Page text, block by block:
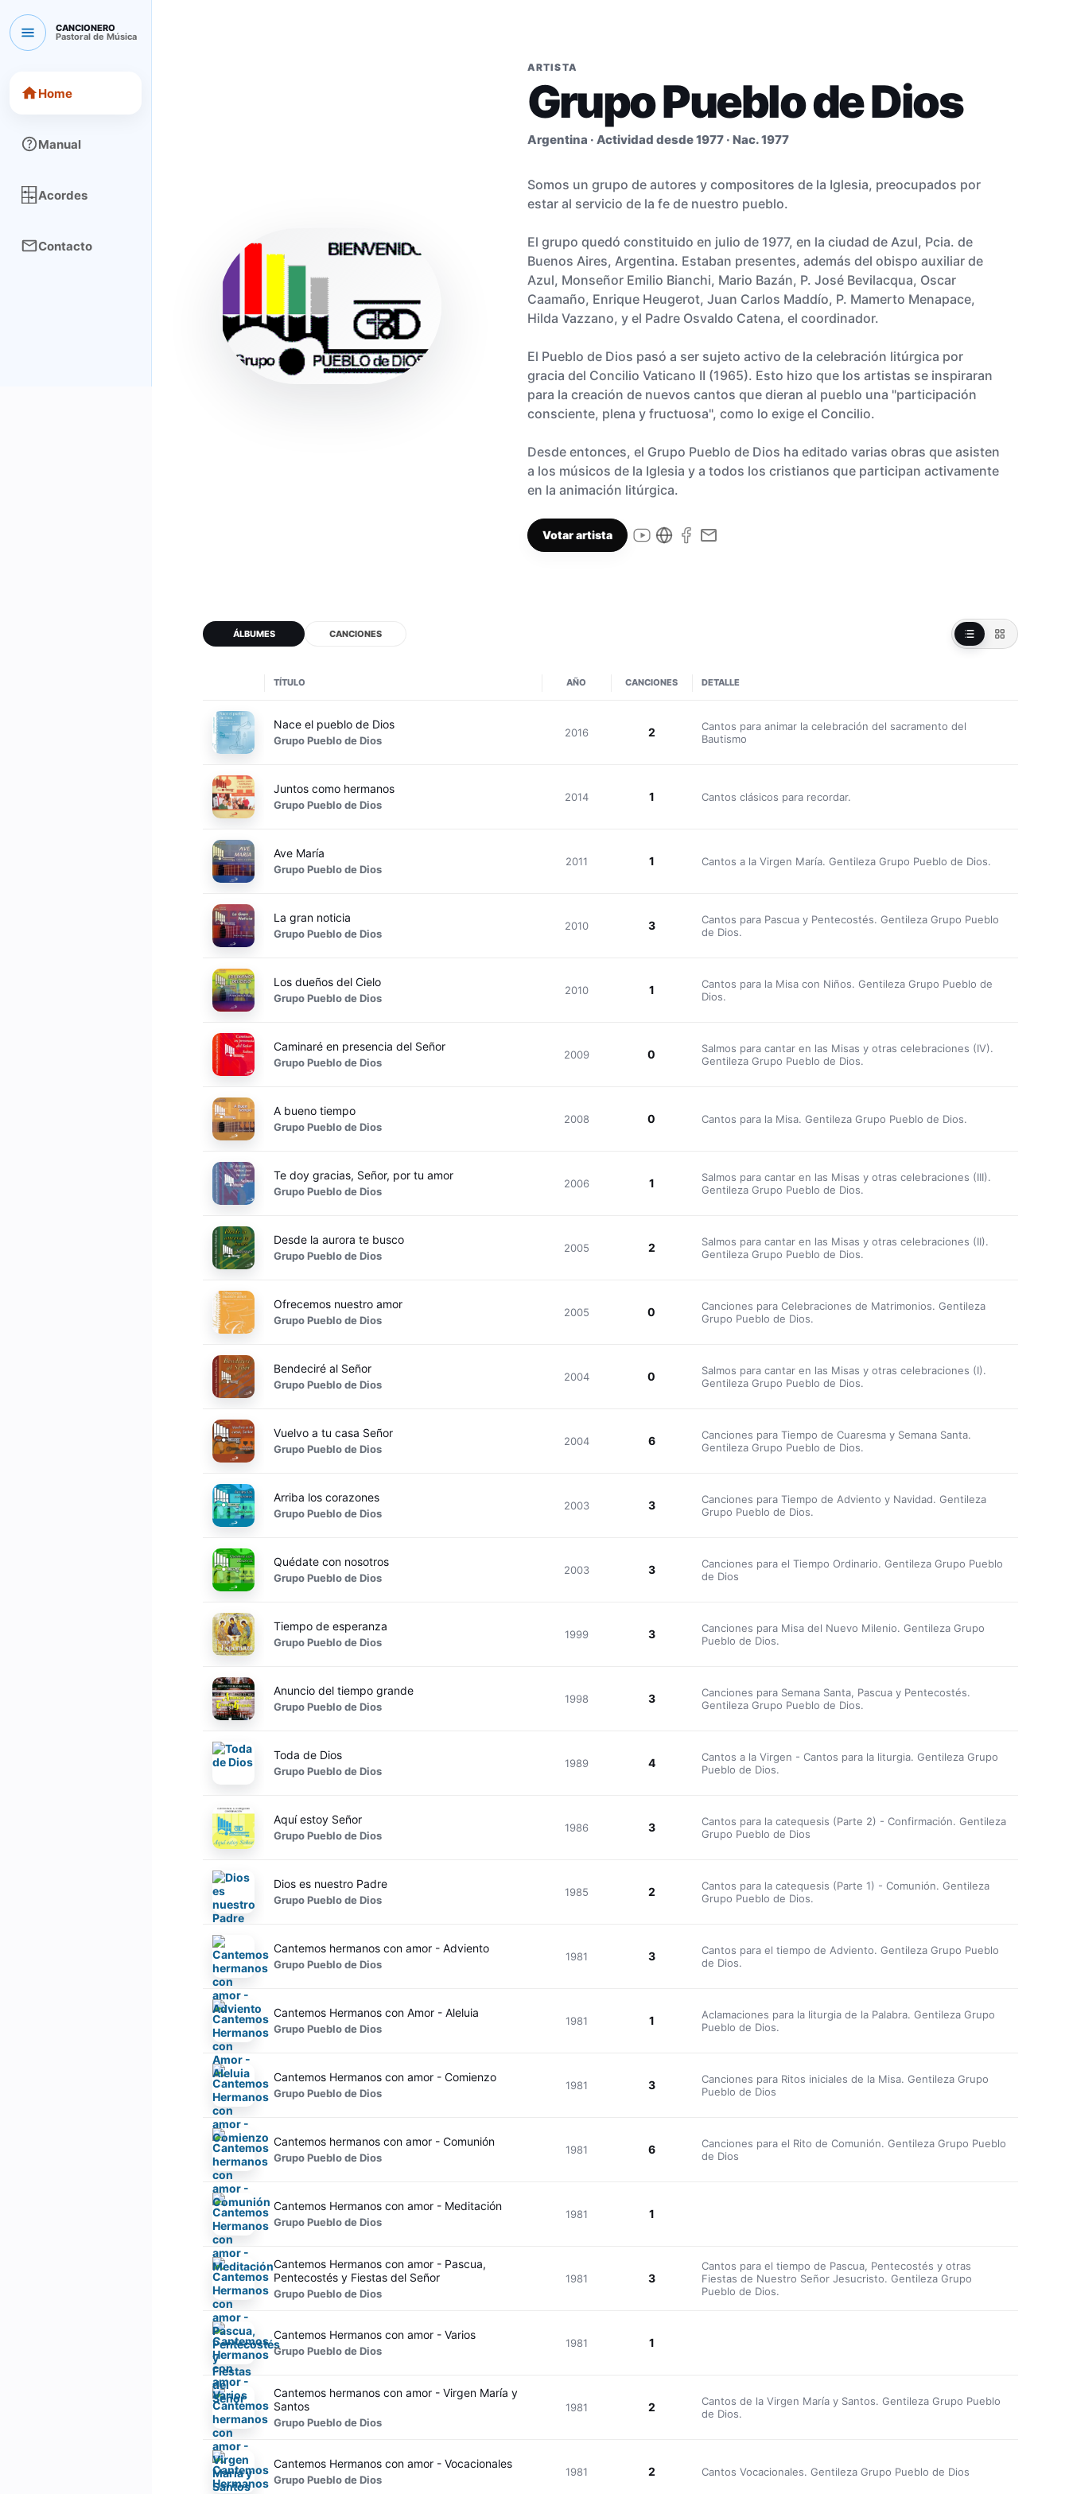
CANCIONERO
Pastoral de Música
CANCIONERO Pastoral de Música
Home
Manual
Acordes
Contacto
ARTISTA
Grupo Pueblo de Dios
Argentina · Actividad desde 1977 · Nac. 1977
Somos un grupo de autores y compositores de la Iglesia, preocupados por
estar al servicio de la fe de nuestro pueblo.
El grupo quedó constituido en julio de 1977, en la ciudad de Azul, Pcia. de
Buenos Aires, Argentina. Estaban presentes, además del obispo auxiliar de
Azul, Monseñor Emilio Bianchi, Mario Bazán, P. José Bevilacqua, Oscar
Caamaño, Enrique Heugerot, Juan Carlos Maddío, P. Mamerto Menapace,
Hilda Vazzano, y el Padre Osvaldo Catena, el coordinador.
El Pueblo de Dios pasó a ser sujeto activo de la celebración litúrgica por
gracia del Concilio Vaticano II (1965). Esto hizo que los artistas se inspiraran
para la creación de nuevos cantos que dieran al pueblo una "participación
consciente, plena y fructuosa", como lo exige el Concilio.
Desde entonces, el Grupo Pueblo de Dios ha editado varias obras que asisten
a los músicos de la Iglesia y a todos los cristianos que participan activamente
en la animación litúrgica.
Votar artista
ÁLBUMES CANCIONES
TÍTULO AÑO CANCIONES DETALLE
Nace el pueblo de Dios
Grupo Pueblo de Dios
2016 2
Cantos para animar la celebración del sacramento del
Bautismo
Juntos como hermanos
Grupo Pueblo de Dios
2014 1 Cantos clásicos para recordar.
Ave María
Grupo Pueblo de Dios
2011 1 Cantos a la Virgen María. Gentileza Grupo Pueblo de Dios.
La gran noticia
Grupo Pueblo de Dios
2010 3
Cantos para Pascua y Pentecostés. Gentileza Grupo Pueblo
de Dios.
Los dueños del Cielo
Grupo Pueblo de Dios
2010 1
Cantos para la Misa con Niños. Gentileza Grupo Pueblo de
Dios.
Caminaré en presencia del Señor
Grupo Pueblo de Dios
2009 0
Salmos para cantar en las Misas y otras celebraciones (IV).
Gentileza Grupo Pueblo de Dios.
A bueno tiempo
Grupo Pueblo de Dios
2008 0 Cantos para la Misa. Gentileza Grupo Pueblo de Dios.
Te doy gracias, Señor, por tu amor
Grupo Pueblo de Dios
2006 1
Salmos para cantar en las Misas y otras celebraciones (III).
Gentileza Grupo Pueblo de Dios.
Desde la aurora te busco
Grupo Pueblo de Dios
2005 2
Salmos para cantar en las Misas y otras celebraciones (II).
Gentileza Grupo Pueblo de Dios.
Ofrecemos nuestro amor
Grupo Pueblo de Dios
2005 0
Canciones para Celebraciones de Matrimonios. Gentileza
Grupo Pueblo de Dios.
Bendeciré al Señor
Grupo Pueblo de Dios
2004 0
Salmos para cantar en las Misas y otras celebraciones (I).
Gentileza Grupo Pueblo de Dios.
Vuelvo a tu casa Señor
Grupo Pueblo de Dios
2004 6
Canciones para Tiempo de Cuaresma y Semana Santa.
Gentileza Grupo Pueblo de Dios.
Arriba los corazones
Grupo Pueblo de Dios
2003 3
Canciones para Tiempo de Adviento y Navidad. Gentileza
Grupo Pueblo de Dios.
Quédate con nosotros
Grupo Pueblo de Dios
2003 3
Canciones para el Tiempo Ordinario. Gentileza Grupo Pueblo
de Dios
Tiempo de esperanza
Grupo Pueblo de Dios
1999 3
Canciones para Misa del Nuevo Milenio. Gentileza Grupo
Pueblo de Dios.
Anuncio del tiempo grande
Grupo Pueblo de Dios
1998 3
Canciones para Semana Santa, Pascua y Pentecostés.
Gentileza Grupo Pueblo de Dios.
Toda de Dios
Grupo Pueblo de Dios
1989 4
Cantos a la Virgen - Cantos para la liturgia. Gentileza Grupo
Pueblo de Dios.
Aquí estoy Señor
Grupo Pueblo de Dios
1986 3
Cantos para la catequesis (Parte 2) - Confirmación. Gentileza
Grupo Pueblo de Dios
Dios es nuestro Padre
Grupo Pueblo de Dios
1985 2
Cantos para la catequesis (Parte 1) - Comunión. Gentileza
Grupo Pueblo de Dios.
Cantemos hermanos con amor - Adviento
Grupo Pueblo de Dios
1981 3
Cantos para el tiempo de Adviento. Gentileza Grupo Pueblo
de Dios.
Cantemos Hermanos con Amor - Aleluia
Grupo Pueblo de Dios
1981 1
Aclamaciones para la liturgia de la Palabra. Gentileza Grupo
Pueblo de Dios.
Cantemos Hermanos con amor - Comienzo
Grupo Pueblo de Dios
1981 3
Canciones para Ritos iniciales de la Misa. Gentileza Grupo
Pueblo de Dios
Cantemos hermanos con amor - Comunión
Grupo Pueblo de Dios
1981 6
Canciones para el Rito de Comunión. Gentileza Grupo Pueblo
de Dios
Cantemos Hermanos con amor - Meditación
Grupo Pueblo de Dios
1981 1
Cantemos Hermanos con amor - Pascua,
Pentecostés y Fiestas del Señor
Grupo Pueblo de Dios
1981 3
Cantos para el tiempo de Pascua, Pentecostés y otras
Fiestas de Nuestro Señor Jesucristo. Gentileza Grupo
Pueblo de Dios.
Cantemos Hermanos con amor - Varios
Grupo Pueblo de Dios
1981 1
Cantemos hermanos con amor - Virgen María y
Santos
Grupo Pueblo de Dios
1981 2
Cantos de la Virgen María y Santos. Gentileza Grupo Pueblo
de Dios.
Cantemos Hermanos con amor - Vocacionales
Grupo Pueblo de Dios
1981 2 Cantos Vocacionales. Gentileza Grupo Pueblo de Dios